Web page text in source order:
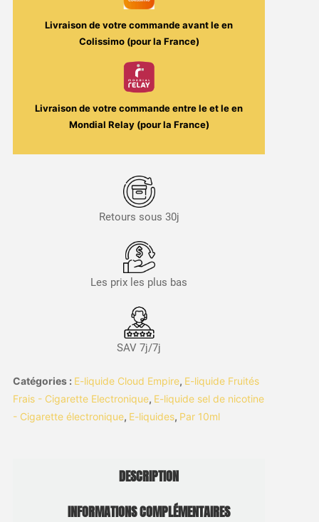
Livraison de votre commande avant leen
Colissimo (pour la France)
Livraison de votre commande entre leet leen
Mondial Relay (pour la France)
Retours sous 30j
Les prix les plus bas
SAV 7j/7j
Catégories : E-liquide Cloud Empire, E-liquide Fruités
Frais - Cigarette Electronique, E-liquide sel de nicotine
- Cigarette électronique, E-liquides, Par 10ml
DESCRIPTION
INFORMATIONS COMPLÉMENTAIRES